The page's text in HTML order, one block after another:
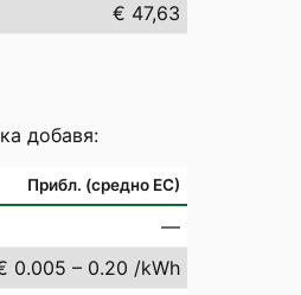
€ 47,63
добавя:
Прибл. (средно ЕС)
—
0.005 – 0.20 /kWh